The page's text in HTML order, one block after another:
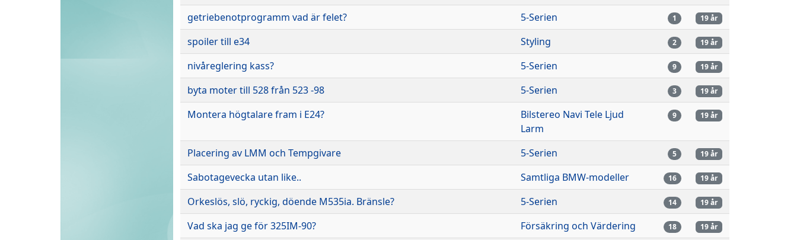
getriebenotprogramm vad är felet? 5-Serien 1 19 år
spoiler till e34 Styling 2 19 år
nivåreglering kass? 5-Serien 9 19 år
byta moter till 528 från 523 -98 5-Serien 3 19 år
Montera högtalare fram i E24?
Bilstereo Navi Tele Ljud
Larm
9 19 år
Placering av LMM och Tempgivare 5-Serien 5 19 år
Sabotagevecka utan like.. Samtliga BMW-modeller 16 19 år
Orkeslös, slö, ryckig, döende M535ia. Bränsle? 5-Serien 14 19 år
Vad ska jag ge för 325IM-90? Försäkring och Värdering 18 19 år